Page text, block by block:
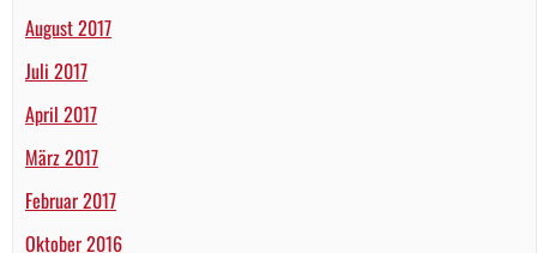
August 2017
Juli 2017
April 2017
März 2017
Februar 2017
Oktober 2016